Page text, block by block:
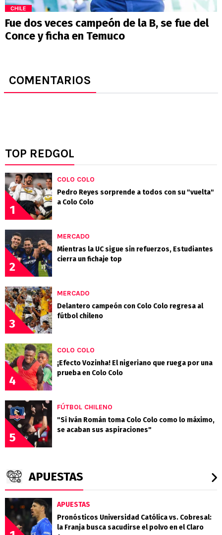
CHILE
Fue dos veces campeón de la B, se fue del
Conce y ficha en Temuco
COMENTARIOS
TOP REDGOL
1
COLO COLO
Pedro Reyes sorprende a todos con su "vuelta"
a Colo Colo
2
MERCADO
Mientras la UC sigue sin refuerzos, Estudiantes
cierra un fichaje top
3
MERCADO
Delantero campeón con Colo Colo regresa al
fútbol chileno
4
COLO COLO
¡Efecto Vozinha! El nigeriano que ruega por una
prueba en Colo Colo
5
FÚTBOL CHILENO
"Si Iván Román toma Colo Colo como lo máximo,
se acaban sus aspiraciones"
APUESTAS
APUESTAS
Pronósticos Universidad Católica vs. Cobresal:
la Franja busca sacudirse el polvo en el Claro